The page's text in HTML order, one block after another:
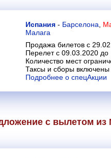
Испания - Барселона
Малага
Продажа билетов с
Перелет с 09.03.2020 до
Количество мест
Таксы и сборы включены
Подробнее о спецАкции
с вылетом